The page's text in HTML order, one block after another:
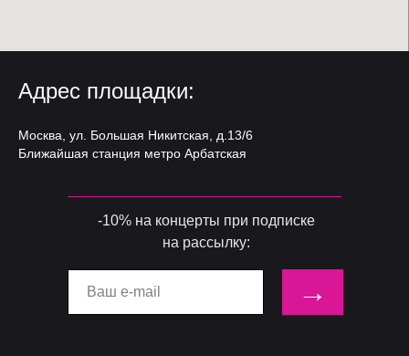
Адрес площадки:
Москва, ул. Большая Никитская, д.13/6
Ближайшая станция метро Арбатская
-10% на концерты при подписке
на рассылку:
→